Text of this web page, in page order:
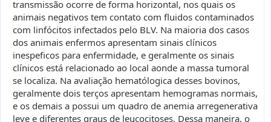
transmissão ocorre de forma horizontal, nos quais os
animais negativos tem contato com fluidos contaminados
com linfócitos infectados pelo BLV. Na maioria dos casos
dos animais enfermos apresentam sinais clínicos
inespeficos para enfermidade, e geralmente os sinais
clínicos está relacionado ao local aonde a massa tumoral
se localiza. Na avaliação hematólogica desses bovinos,
geralmente dois terços apresentam hemogramas normais,
e os demais a possui um quadro de anemia arregenerativa
leve e diferentes graus de leucocitoses. Dessa maneira, o